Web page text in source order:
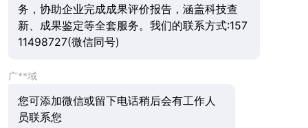
务，协助企业完成成果评价报告，涵盖科技查
新、成果鉴定等全套服务。我们的联系方式:157
11498727(微信同号)
广**域
您可添加微信或留下电话稍后会有工作人
员联系您